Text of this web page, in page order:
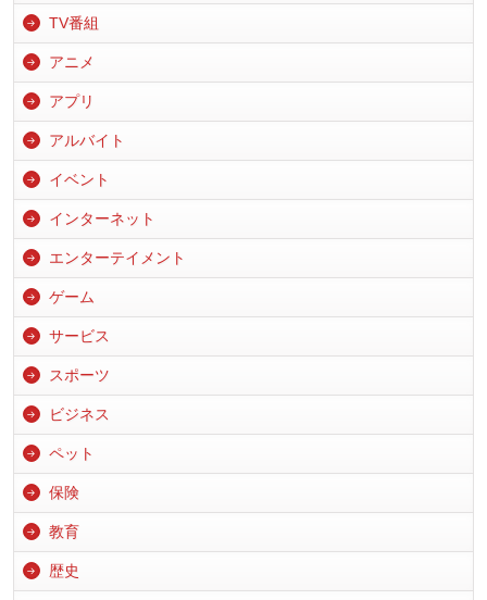
TV番組
アニメ
アプリ
アルバイト
イベント
インターネット
エンターテイメント
ゲーム
サービス
スポーツ
ビジネス
ペット
保険
教育
歴史